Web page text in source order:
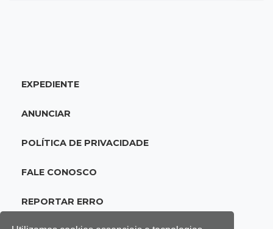
EXPEDIENTE
ANUNCIAR
POLÍTICA DE PRIVACIDADE
FALE CONOSCO
REPORTAR ERRO